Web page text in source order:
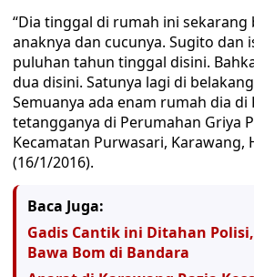
“Dia tinggal di rumah ini
anaknya dan cucunya. Sugito dan
puluhan tahun tinggal disini.
dua disini. Satunya lagi di
Semuanya ada enam rumah dia di
tetangganya di Perumahan Griya
Kecamatan Purwasari, Karawang,
(16/1/2016).
Baca Juga:
Gadis Cantik ini Ditahan
Bawa Bom di Bandara